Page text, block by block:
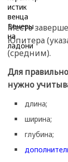
Место
Юпитера
(средним).
Для
нужно
длина;
ширина;
глубина;